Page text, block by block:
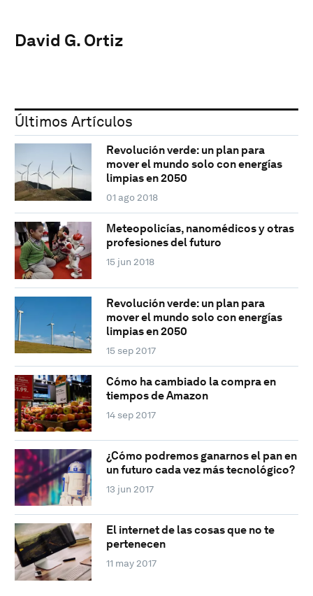
David G. Ortiz
Últimos Artículos
Revolución verde: un plan para
mover el mundo solo con energías
limpias en 2050
01 ago 2018
Meteopolicías, nanomédicos y otras
profesiones del futuro
15 jun 2018
Revolución verde: un plan para
mover el mundo solo con energías
limpias en 2050
15 sep 2017
Cómo ha cambiado la compra en
tiempos de Amazon
14 sep 2017
¿Cómo podremos ganarnos el pan en
un futuro cada vez más tecnológico?
13 jun 2017
El internet de las cosas que no te
pertenecen
11 may 2017